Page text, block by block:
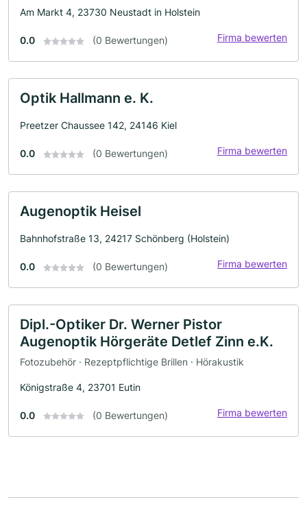
Am Markt 4, 23730 Neustadt in Holstein
0.0 (0 Bewertungen) Firma bewerten
Optik Hallmann e. K.
Preetzer Chaussee 142, 24146 Kiel
0.0 (0 Bewertungen) Firma bewerten
Augenoptik Heisel
Bahnhofstraße 13, 24217 Schönberg (Holstein)
0.0 (0 Bewertungen) Firma bewerten
Dipl.-Optiker Dr. Werner Pistor
Augenoptik Hörgeräte Detlef Zinn e.K.
Fotozubehör · Rezeptpflichtige Brillen · Hörakustik
Königstraße 4, 23701 Eutin
0.0 (0 Bewertungen) Firma bewerten